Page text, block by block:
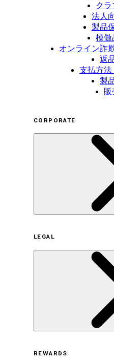
ク
法人
製品
模倣
オンライン詐
返
支払方法
製
販
CORPORATE
サステナビリ
サステナビリテ
LEGAL
REWARDS